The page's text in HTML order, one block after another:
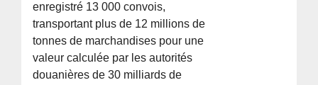
enregistré 13 000 convois,
transportant plus de 12 millions de
tonnes de marchandises pour une
valeur calculée par les autorités
douanières de 30 milliards de